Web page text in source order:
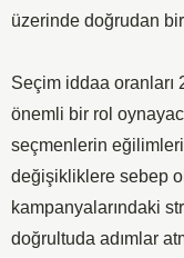
üzerinde doğrudan
Seçim iddaa
önemli bir rol
seçmenlerin
değişikliklere sebep
kampanyalarındaki
doğrultuda adımlar